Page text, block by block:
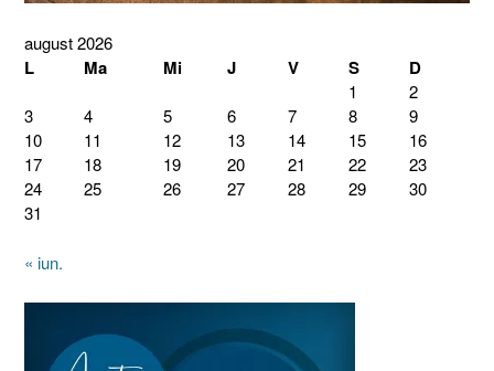
august 2026
L Ma Mi J V S D
1
2
3
4 5 6 7 8
9
10
11 12 13 14 15
16
17
18 19 20 21 22
23
24
25 26 27 28 29
30
31
« iun.